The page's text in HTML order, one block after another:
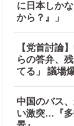
態に
に日本しか
から？』」
【党首討論
らの答弁、
てる」 議場
中国のバス
い激突…『多